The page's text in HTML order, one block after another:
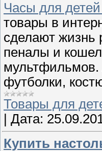
Часы для
товары в
сделают жизнь
пеналы и
мультфильмов.
футболки,
Товары для
Дата:
Купить